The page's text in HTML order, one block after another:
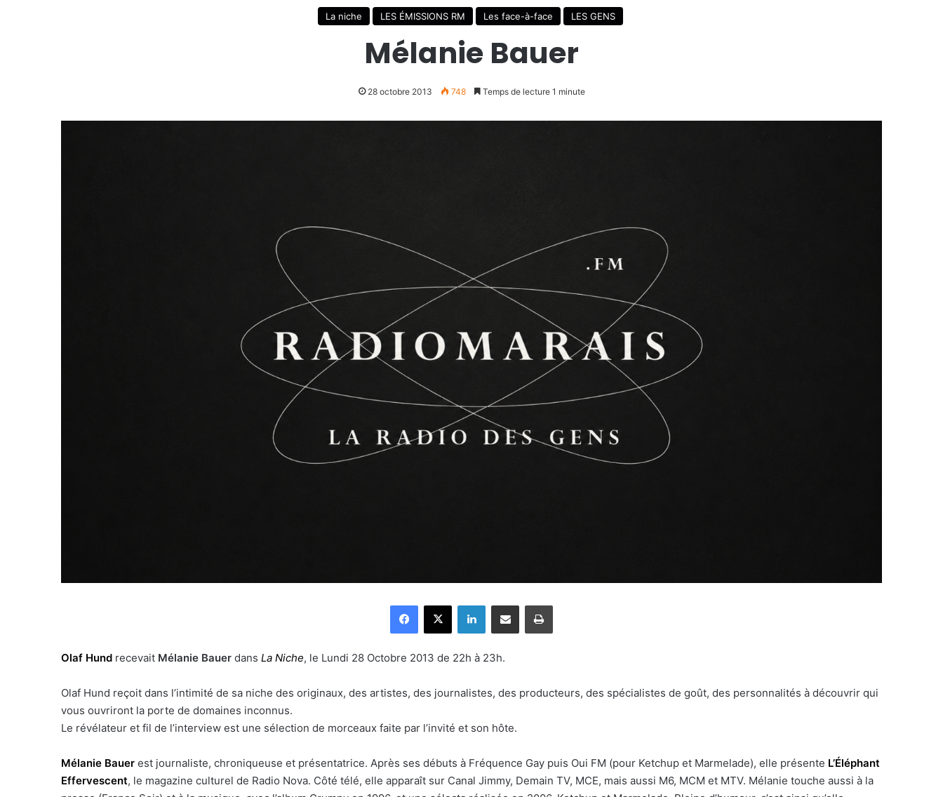
La niche LES ÉMISSIONS RM Les face-à-face LES GENS
Mélanie Bauer
28 octobre 2013 748 Temps de lecture 1 minute
Olaf Hund recevait Mélanie Bauer dans La Niche, le Lundi 28 Octobre 2013 de 22h à 23h.
Olaf Hund reçoit dans l’intimité de sa niche des originaux, des artistes, des journalistes, des producteurs, des spécialistes de goût, des personnalités à découvrir qui
vous ouvriront la porte de domaines inconnus.
Le révélateur et fil de l’interview est une sélection de morceaux faite par l’invité et son hôte.
Mélanie Bauer est journaliste, chroniqueuse et présentatrice. Après ses débuts à Fréquence Gay puis Oui FM (pour Ketchup et Marmelade), elle présente L’Éléphant
Effervescent, le magazine culturel de Radio Nova. Côté télé, elle apparaît sur Canal Jimmy, Demain TV, MCE, mais aussi M6, MCM et MTV. Mélanie touche aussi à la